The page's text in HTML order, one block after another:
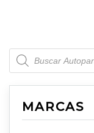
Products
search
MARCAS